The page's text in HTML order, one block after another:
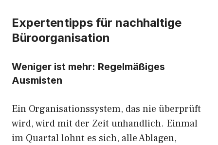
Expertentipps für nachhaltige
Büroorganisation
Weniger ist mehr: Regelmäßiges
Ausmisten
Ein Organisationssystem, das nie überprüft
wird, wird mit der Zeit unhandlich. Einmal
im Quartal lohnt es sich, alle Ablagen,